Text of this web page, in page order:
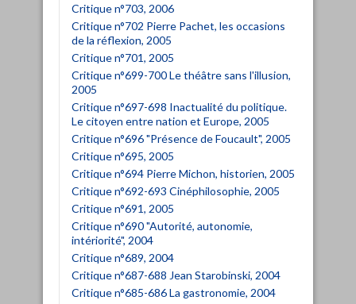
Critique n°703, 2006
Critique n°702 Pierre Pachet, les occasions
de la réflexion, 2005
Critique n°701, 2005
Critique n°699-700 Le théâtre sans l'illusion,
2005
Critique n°697-698 Inactualité du politique.
Le citoyen entre nation et Europe, 2005
Critique n°696 "Présence de Foucault", 2005
Critique n°695, 2005
Critique n°694 Pierre Michon, historien, 2005
Critique n°692-693 Cinéphilosophie, 2005
Critique n°691, 2005
Critique n°690 "Autorité, autonomie,
intériorité", 2004
Critique n°689, 2004
Critique n°687-688 Jean Starobinski, 2004
Critique n°685-686 La gastronomie, 2004